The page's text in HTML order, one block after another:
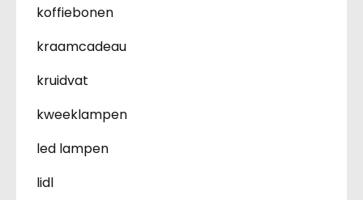
koffiebonen
kraamcadeau
kruidvat
kweeklampen
led lampen
lidl